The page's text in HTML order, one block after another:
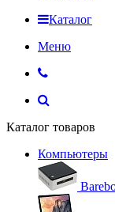
Каталог
Меню
Каталог товаров
Компьютеры